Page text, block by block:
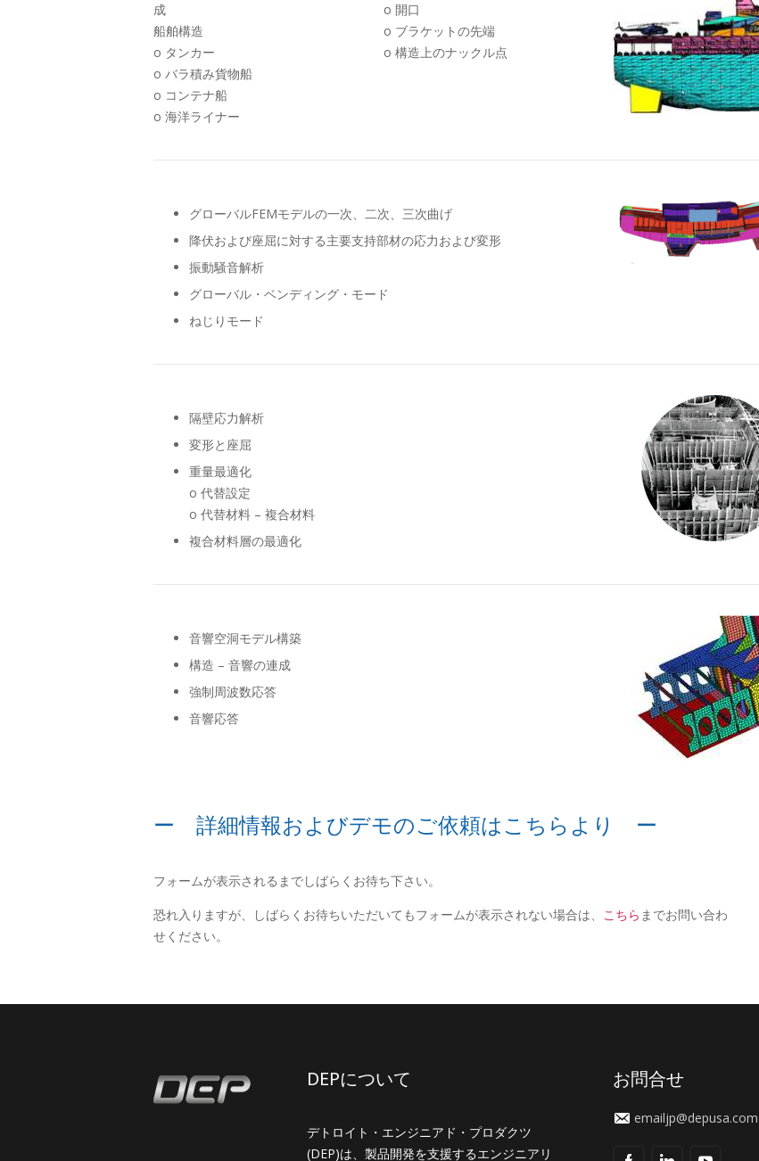
成
船舶構造
o タンカー
o バラ積み貨物船
o コンテナ船
o 海洋ライナー
o 開口
o ブラケットの先端
o 構造上のナックル点
グローバルFEMモデルの一次、二次、三次曲げ
降伏および座屈に対する主要支持部材の応力および変形
振動騒音解析
グローバル・ベンディング・モード
ねじりモード
隔壁応力解析
変形と座屈
重量最適化
o 代替設定
o 代替材料 – 複合材料
複合材料層の最適化
音響空洞モデル構築
構造 – 音響の連成
強制周波数応答
音響応答
ー 詳細情報およびデモのご依頼はこちらより ー
フォームが表示されるまでしばらくお待ち下さい。
恐れ入りますが、しばらくお待ちいただいてもフォームが表示されない場合は、 こちら までお問い合わ
せください。
DEPについて
デトロイト・エンジニアド・プロダクツ
(DEP)は、製品開発を支援するエンジニアリ
お問合せ
emailjp@depusa.com